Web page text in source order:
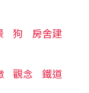
狗
房舍建
觀念
鐵道